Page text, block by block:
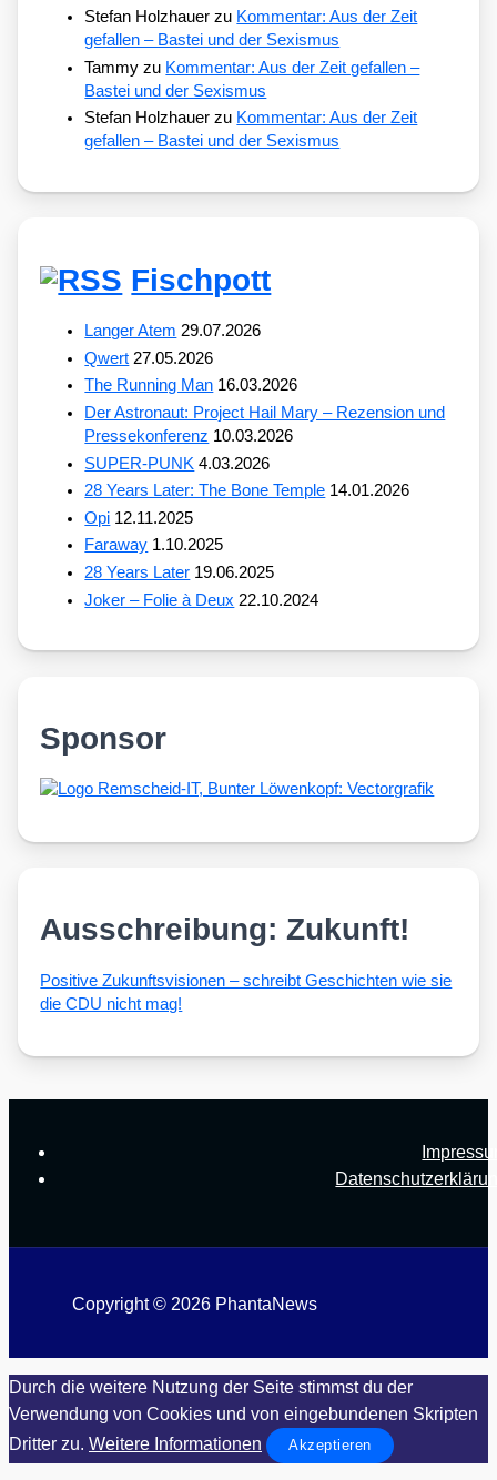
Stefan Holzhauer zu Kommentar: Aus der Zeit
gefallen – Bastei und der Sexismus
Tammy zu Kommentar: Aus der Zeit gefallen –
Bastei und der Sexismus
Stefan Holzhauer zu Kommentar: Aus der Zeit
gefallen – Bastei und der Sexismus
Fischpott
Langer Atem 29.07.2026
Qwert 27.05.2026
The Running Man 16.03.2026
Der Astronaut: Project Hail Mary – Rezension und
Pressekonferenz 10.03.2026
SUPER-PUNK 4.03.2026
28 Years Later: The Bone Temple 14.01.2026
Opi 12.11.2025
Faraway 1.10.2025
28 Years Later 19.06.2025
Joker – Folie à Deux 22.10.2024
Sponsor
Ausschreibung: Zukunft!
Posi­ti­ve Zukunfts­vi­sio­nen – schreibt Geschich­ten wie sie
die CDU nicht mag!
Copyright © 2026 PhantaNews
Durch die weitere Nutzung der Seite stimmst du der
Verwendung von Cookies und von eingebundenen Skripten
Dritter zu. Weitere Informationen Akzeptieren